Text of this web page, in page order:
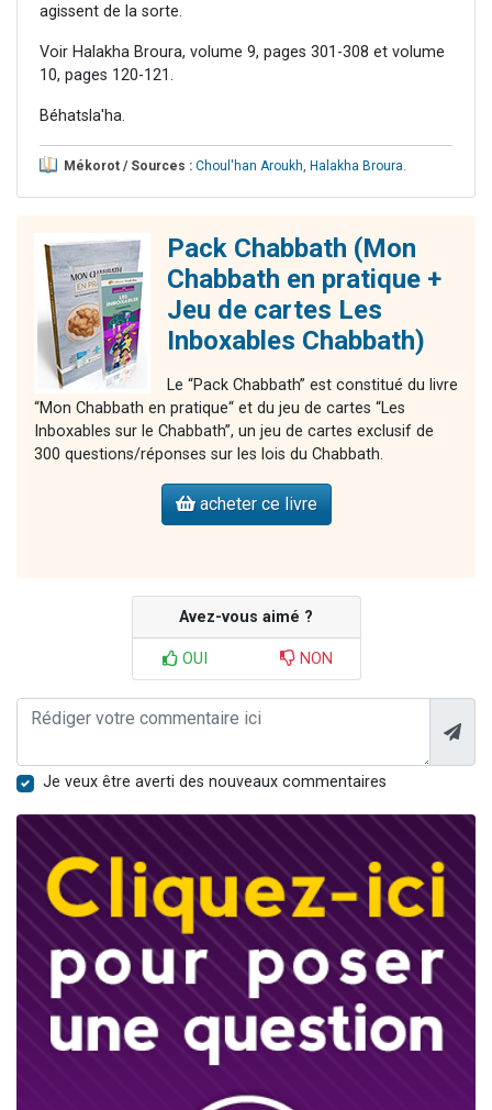
agissent de la sorte.
Voir Halakha Broura, volume 9, pages 301-308 et volume
10, pages 120-121.
Béhatsla'ha.
Mékorot / Sources : Choul'han Aroukh, Halakha Broura.
Pack Chabbath (Mon
Chabbath en pratique +
Jeu de cartes Les
Inboxables Chabbath)
Le “Pack Chabbath” est constitué du livre
“Mon Chabbath en pratique“ et du jeu de cartes “Les
Inboxables sur le Chabbath”, un jeu de cartes exclusif de
300 questions/réponses sur les lois du Chabbath.
acheter ce livre
Avez-vous aimé ?
OUI NON
Je veux être averti des nouveaux commentaires